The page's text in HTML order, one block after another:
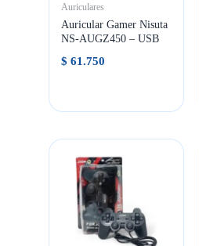
Auriculares
Auricular Gamer Nisuta
NS-AUGZ450 – USB
$ 61.750